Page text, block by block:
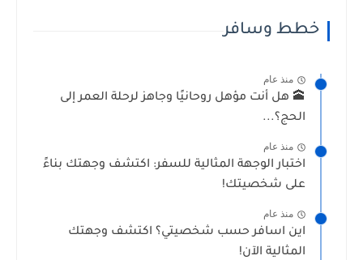
خطط وسافر
منذ عام
🕋 هل أنت مؤهل روحانيًا وجاهز لرحلة العمر إلى
الحج؟...
منذ عام
اختبار الوجهة المثالية للسفر: اكتشف وجهتك بناءً
على شخصيتك!
منذ عام
اين اسافر حسب شخصيتي؟ اكتشف وجهتك
المثالية الآن!